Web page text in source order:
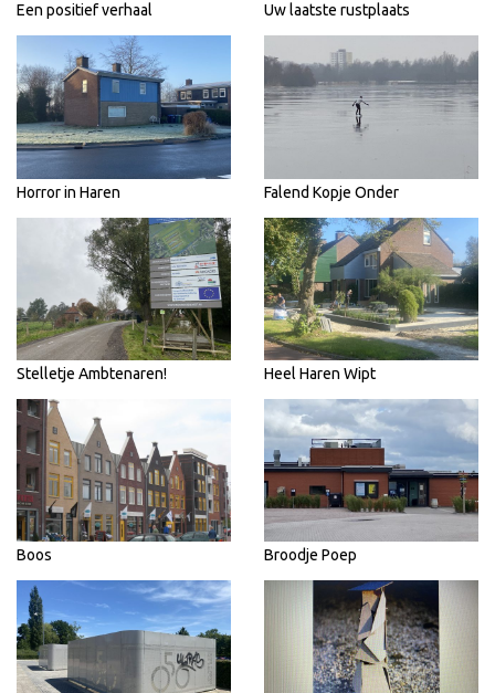
Een positief verhaal Uw laatste rustplaats
Horror in Haren Falend Kopje Onder
Stelletje Ambtenaren! Heel Haren Wipt
Boos Broodje Poep